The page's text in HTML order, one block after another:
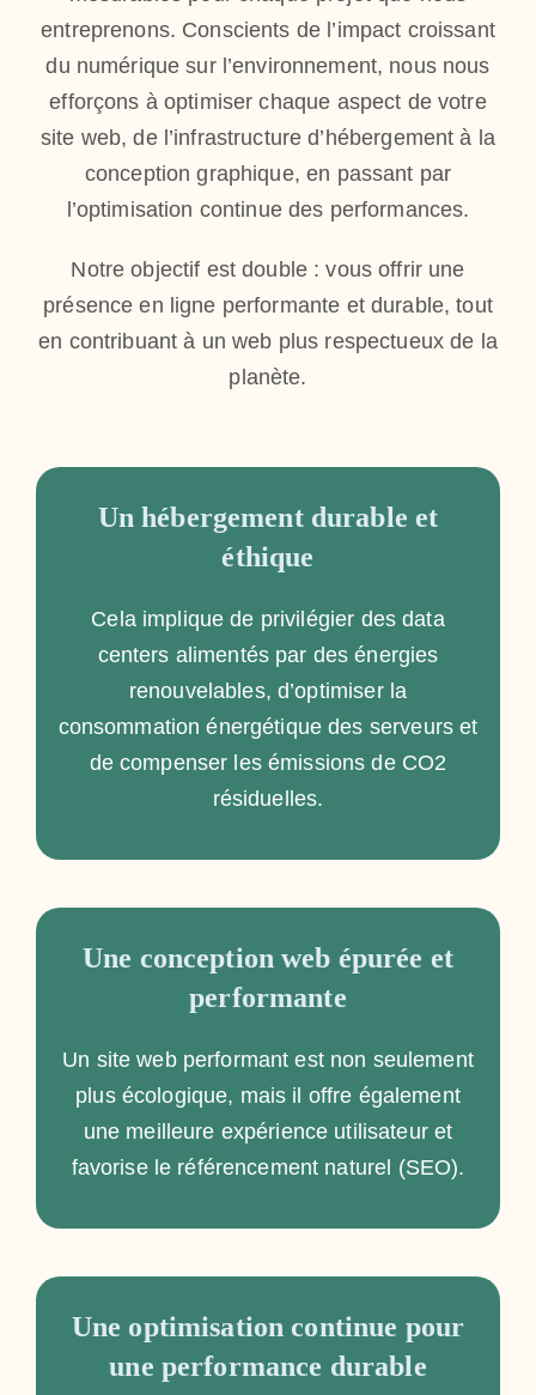
entreprenons. Conscients de l’impact croissant
du numérique sur l’environnement, nous nous
efforçons à optimiser chaque aspect de votre
site web, de l’infrastructure d’hébergement à la
conception graphique, en passant par
l’optimisation continue des performances.
Notre objectif est double : vous offrir une
présence en ligne performante et durable, tout
en contribuant à un web plus respectueux de la
planète.
Un hébergement durable et
éthique
Cela implique de privilégier des data
centers alimentés par des énergies
renouvelables, d’optimiser la
consommation énergétique des serveurs et
de compenser les émissions de CO2
résiduelles.
Une conception web épurée et
performante
Un site web performant est non seulement
plus écologique, mais il offre également
une meilleure expérience utilisateur et
favorise le référencement naturel (SEO).
Une optimisation continue pour
une performance durable